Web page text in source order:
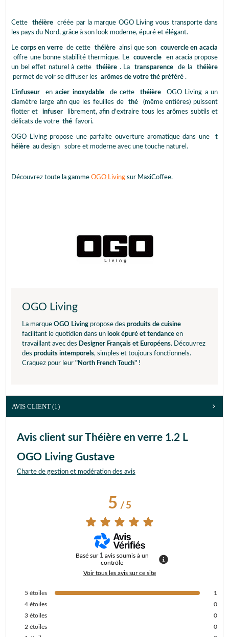
Cette théièrecréée par la marque OGO Living vous transporte dans
les pays du Nord, grâce à son look moderne, épuré et élégant.
Le corps en verre de cette théièreainsi que son
couvercle en acacia
offre une bonne stabilité thermique. Le
couvercle en acacia propose
un bel effet naturel à cette
théière. La transparence de la
théière
permet de voir se diffuser les arômes de votre thé préféré .
L'infuseur enacier inoxydablede cette théière
OGO Living a un
diamètre large afin que les feuilles de
thé (même entières) puissent
flotter et
infuser librement, afin d'extraire tous les arômes subtils et
délicats de votre thé favori.
OGO Living propose une parfaite ouverture aromatique dans une
t
héière au design sobre et moderne avec une touche naturel.
Découvrez toute la gamme OGO Living sur MaxiCoffee.
OGO Living
La marque OGO Living propose des produits de cuisine
facilitant le quotidien dans un look épuré et tendance en
travaillant avec des Designer Français et Européens. Découvrez
des produits intemporels, simples et toujours fonctionnels.
Craquez pour leur "North French Touch" !
AVIS CLIENT (1)
Avis client sur Théière en verre 1.2 L
OGO Living Gustave
Charte de gestion et modération des avis
5/ 5
Basé sur 1 avis soumis à un
contrôle
Voir tous les avis sur ce site
5 étoiles
1
4 étoiles
0
3 étoiles
0
2 étoiles
0